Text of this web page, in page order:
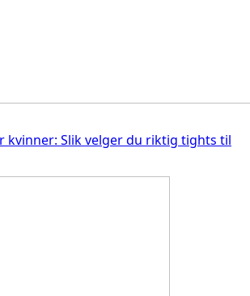
kvinner: Slik velger du riktig tights til